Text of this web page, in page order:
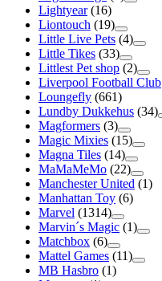
Lightyear (16)
Liontouch (19)
Little Live Pets (4)
Little Tikes (33)
Littlest Pet shop (2)
Liverpool Football Club
Loungefly (661)
Lundby Dukkehus (34)
Magformers (3)
Magic Mixies (15)
Magna Tiles (14)
MaMaMeMo (22)
Manchester United (1)
Manhattan Toy (6)
Marvel (1314)
Marvin´s Magic (1)
Matchbox (6)
Mattel Games (11)
MB Hasbro (1)